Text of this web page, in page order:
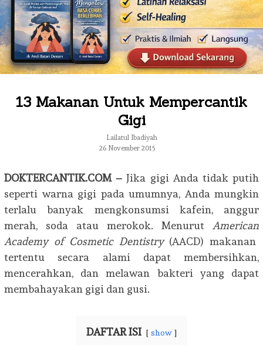
13 Makanan Untuk Mempercantik
Gigi
Lailatul Ibadiyah
26 November 2015
DOKTERCANTIK.COM – Jika gigi Anda tidak putih
seperti warna gigi pada umumnya, Anda mungkin
terlalu banyak mengkonsumsi
kafein, anggur
merah, soda atau merokok. Menurut American
Academy of Cosmetic Dentistry (AACD) makanan
tertentu
secara alami dapat membersihkan,
mencerahkan, dan melawan bakteri yang
dapat
membahayakan gigi dan gusi.
DAFTAR ISI show